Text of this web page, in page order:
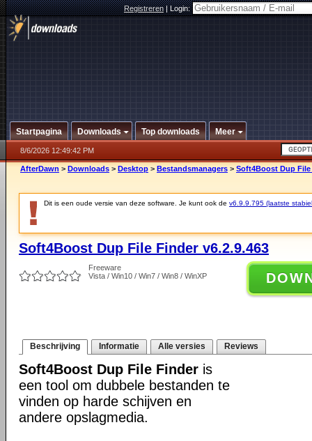
Registreren|Login:
Startpagina Downloads Top downloads Meer
8/6/2026 12:49:42 PM
AfterDawn > Downloads > Desktop > Bestandsmanagers > Soft4Boost Dup File
Dit is een oude versie van deze software. Je kunt ook de v6.9.9.795 (laatste
Soft4Boost Dup File Finder v6.2.9.463
Freeware
Vista / Win10 / Win7 / Win8 / WinXP
Beschrijving Informatie Alle versies Reviews
Soft4Boost Dup File Finder is
een tool om dubbele bestanden te
vinden op harde schijven en
andere opslagmedia.